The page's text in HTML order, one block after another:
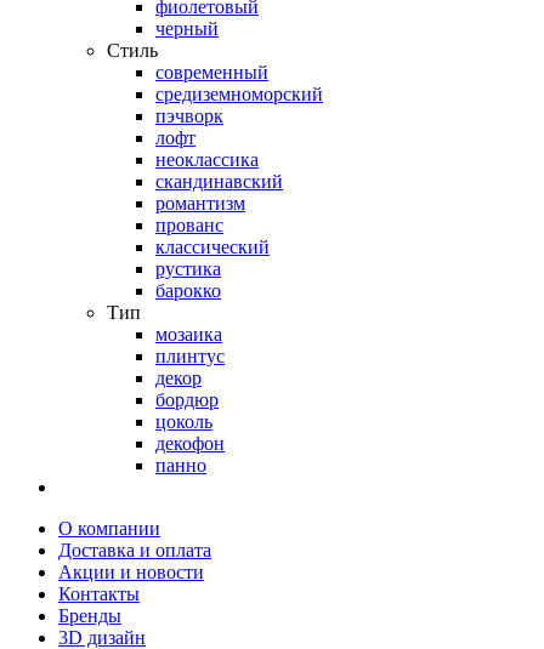
фиолетовый
черный
Стиль
современный
средиземноморский
пэчворк
лофт
неоклассика
скандинавский
романтизм
прованс
классический
рустика
барокко
Тип
мозаика
плинтус
декор
бордюр
цоколь
декофон
панно
О компании
Доставка и оплата
Акции и новости
Контакты
Бренды
3D дизайн